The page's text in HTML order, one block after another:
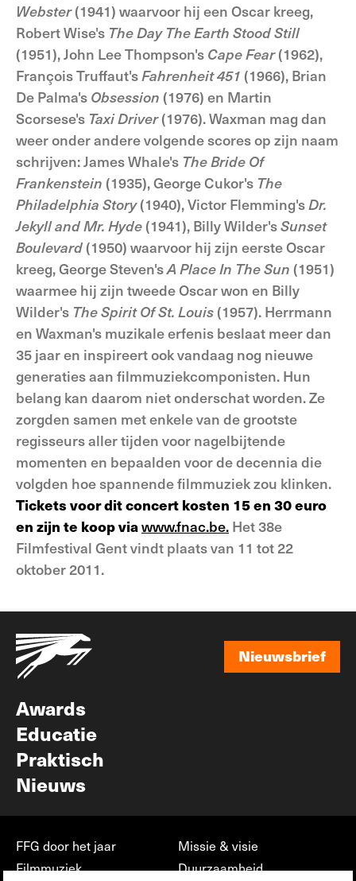
Webster(1941) waarvoor hij een Oscar kreeg,
Robert Wise's The Day The Earth Stood Still
(1951), John Lee Thompson's Cape Fear(1962),
François Truffaut'sFahrenheit 451 (1966), Brian
De Palma's Obsession (1976) en Martin
Scorsese's Taxi Driver(1976). Waxman mag dan
weer onder andere volgende scores op zijn naam
schrijven: James Whale's The Bride Of
Frankenstein (1935), George Cukor's The
Philadelphia Story(1940), Victor Flemming'sDr.
Jekyll and Mr. Hyde (1941), Billy Wilder'sSunset
Boulevard (1950) waarvoor hij zijn eerste Oscar
kreeg, George Steven'sA Place In The Sun (1951)
waarmee hij zijn tweede Oscar won en Billy
Wilder's The Spirit Of St. Louis (1957). Herrmann
en Waxman's muzikale erfenis beslaat meer dan
35 jaar en inspireert ook vandaag nog nieuwe
generaties aan filmmuziekcomponisten. Hun
belang kan daarom niet onderschat worden. Ze
zorgden samen met enkele van de grootste
regisseurs aller tijden voor nagelbijtende
momenten en bepaalden voor de decennia die
volgden hoe spannende filmmuziek zou klinken.
Tickets voor dit concert kosten 15 en 30 euro
en zijn te koop viawww.fnac.be. Het 38e
Filmfestival Gent vindt plaats van 11 tot 22
oktober 2011.
Nieuwsbrief
Awards
Educatie
Praktisch
Nieuws
FFG door het jaar
Filmmuziek
Missie & visie
Duurzaamheid